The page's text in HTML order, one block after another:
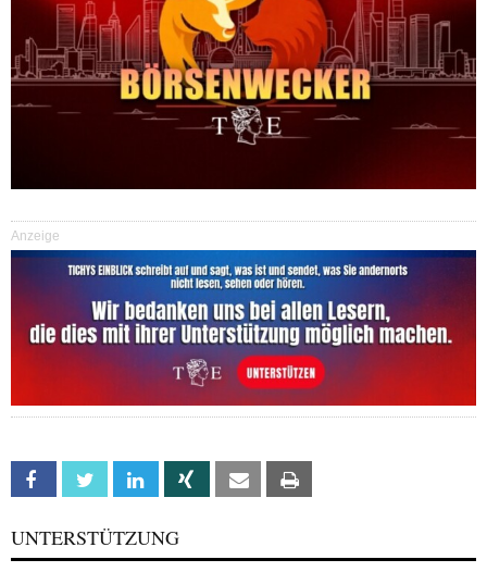
Anzeige
Facebook Twitter Linkedin Xing Email
UNTERSTÜTZUNG